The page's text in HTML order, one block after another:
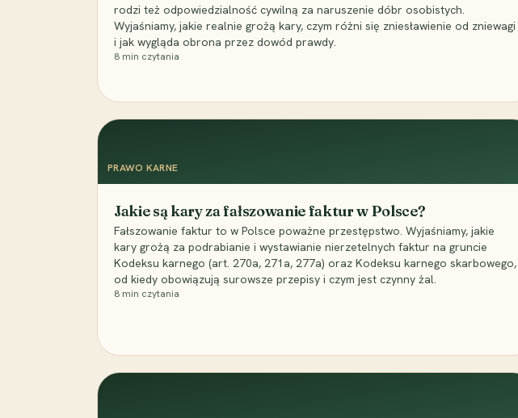
rodzi też odpowiedzialność cywilną za naruszenie dóbr osobistych.
Wyjaśniamy, jakie realnie grożą kary, czym różni się zniesławienie od zniewagi
i jak wygląda obrona przez dowód prawdy.
8 min czytania
PRAWO KARNE
Jakie są kary za fałszowanie faktur w Polsce?
Fałszowanie faktur to w Polsce poważne przestępstwo. Wyjaśniamy, jakie
kary grożą za podrabianie i wystawianie nierzetelnych faktur na gruncie
Kodeksu karnego (art. 270a, 271a, 277a) oraz Kodeksu karnego skarbowego,
od kiedy obowiązują surowsze przepisy i czym jest czynny żal.
8 min czytania